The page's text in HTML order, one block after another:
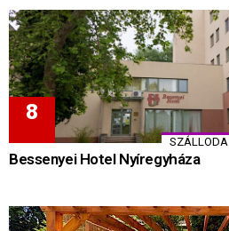
SZÁLLODA
Bessenyei Hotel Nyíregyháza